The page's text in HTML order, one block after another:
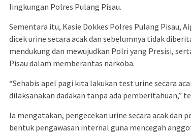
lingkungan Polres Pulang Pisau.
Sementara itu, Kasie Dokkes Polres Pulang Pisau,
dicek urine secara acak dan sebelumnya tidak
mendukung dan mewujudkan Polri yang Presisi,
Pisau dalam memberantas narkoba.
“Sehabis apel pagi kita lakukan test urine secara
dilaksanakan dadakan tanpa ada pemberitahuan,”
Ia mengatakan, pengecekan urine secara acak dan
bentuk pengawasan internal guna mencegah